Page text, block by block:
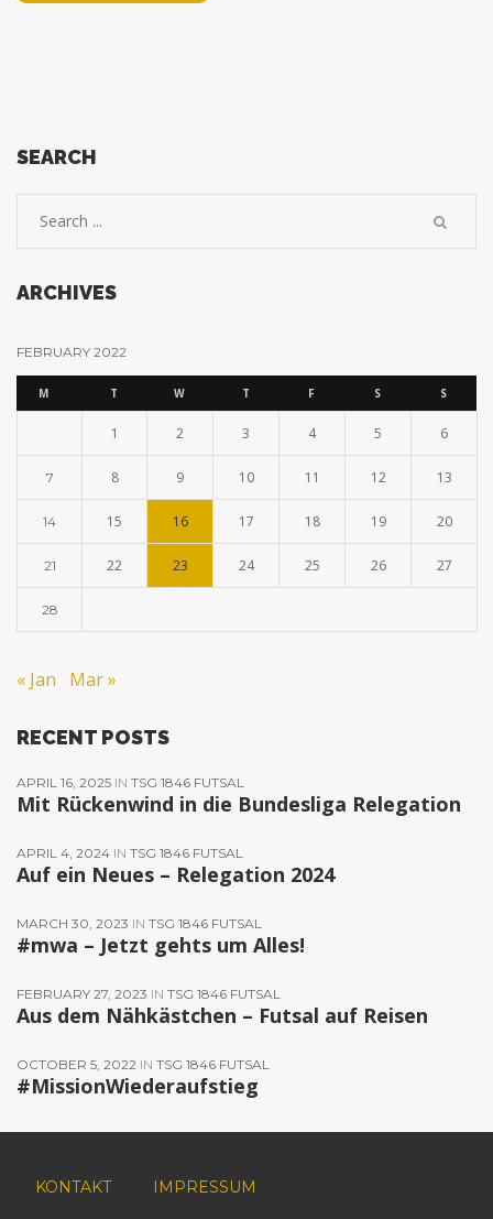
SEARCH
ARCHIVES
FEBRUARY 2022
M T W T F S S
1 2 3 4 5 6
7 8 9 10 11 12 13
14 15 16 17 18 19 20
21 22 23 24 25 26 27
28
« Jan Mar »
RECENT POSTS
APRIL 16, 2025 IN TSG 1846 FUTSAL
Mit Rückenwind in die Bundesliga Relegation
APRIL 4, 2024 IN TSG 1846 FUTSAL
Auf ein Neues – Relegation 2024
MARCH 30, 2023 IN TSG 1846 FUTSAL
#mwa – Jetzt gehts um Alles!
FEBRUARY 27, 2023 IN TSG 1846 FUTSAL
Aus dem Nähkästchen – Futsal auf Reisen
OCTOBER 5, 2022 IN TSG 1846 FUTSAL
#MissionWiederaufstieg
KONTAKT IMPRESSUM